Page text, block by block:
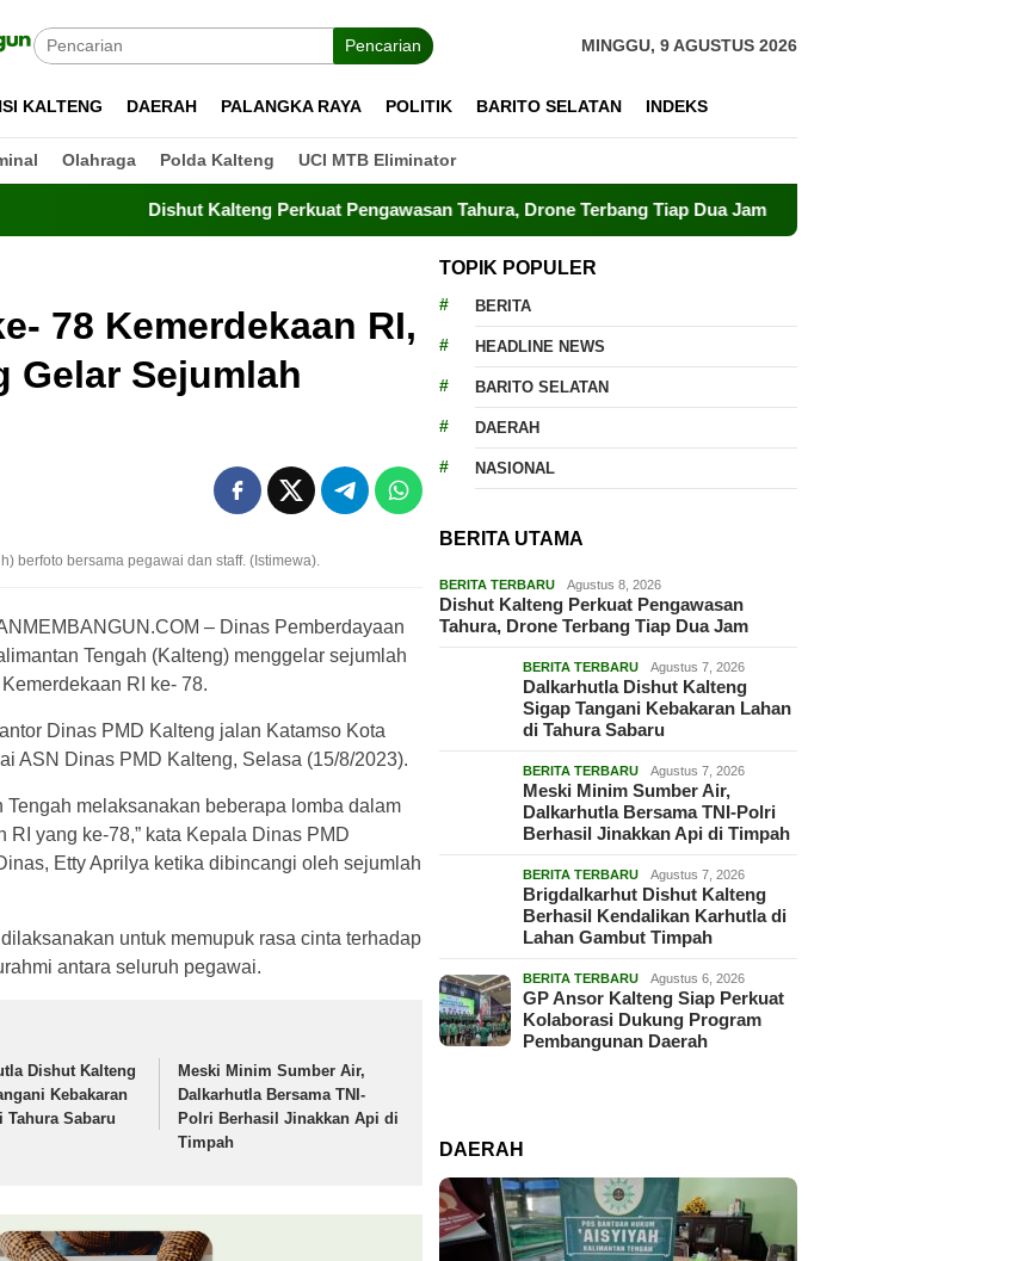
Pencarian MINGGU, 9 AGUSTUS 2026
KALTENG DAERAH PALANGKA RAYA POLITIK BARITO SELATAN INDEKS
Olahraga Polda Kalteng UCI MTB Eliminator
Dishut Kalteng Perkuat Pengawasan Tahura, Drone Terbang Tiap Dua Jam Dalkarhutla Dishut Kalteng Sigap
78 Kemerdekaan RI,
Gelar Sejumlah
berfoto bersama pegawai dan staff. (Istimewa).
– Dinas Pemberdayaan
Tengah (Kalteng) menggelar sejumlah
RI ke- 78.
Dinas PMD Kalteng jalan Katamso Kota
ASN Dinas PMD Kalteng, Selasa (15/8/2023).
melaksanakan beberapa lomba dalam
yang ke-78,” kata Kepala Dinas PMD
Etty Aprilya ketika dibincangi oleh sejumlah
untuk memupuk rasa cinta terhadap
antara seluruh pegawai.
Dishut Kalteng
Kebakaran
Tahura Sabaru
Meski Minim Sumber Air,
Dalkarhutla Bersama TNI-
Polri Berhasil Jinakkan Api di
Timpah
TOPIK POPULER
BERITA
HEADLINE NEWS
BARITO SELATAN
DAERAH
NASIONAL
BERITA UTAMA
BERITA TERBARU Agustus 8, 2026
Dishut Kalteng Perkuat Pengawasan
Tahura, Drone Terbang Tiap Dua Jam
BERITA TERBARU Agustus 7, 2026
Dalkarhutla Dishut Kalteng
Sigap Tangani Kebakaran Lahan
di Tahura Sabaru
BERITA TERBARU Agustus 7, 2026
Meski Minim Sumber Air,
Dalkarhutla Bersama TNI-Polri
Berhasil Jinakkan Api di Timpah
BERITA TERBARU Agustus 7, 2026
Brigdalkarhut Dishut Kalteng
Berhasil Kendalikan Karhutla di
Lahan Gambut Timpah
BERITA TERBARU Agustus 6, 2026
GP Ansor Kalteng Siap Perkuat
Kolaborasi Dukung Program
Pembangunan Daerah
DAERAH